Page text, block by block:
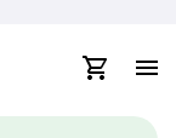
Visa